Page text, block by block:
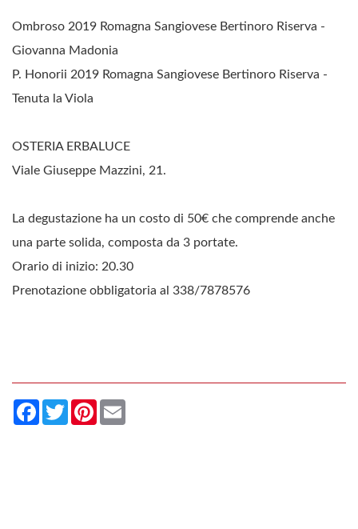
Ombroso 2019 Romagna Sangiovese Bertinoro Riserva -
Giovanna Madonia
P. Honorii 2019 Romagna Sangiovese Bertinoro Riserva -
Tenuta la Viola
OSTERIA ERBALUCE
Viale Giuseppe Mazzini, 21.
La degustazione ha un costo di 50€ che comprende anche
una parte solida, composta da 3 portate.
Orario di inizio: 20.30
Prenotazione obbligatoria al 338/7878576
Facebook
TwitterPinterest